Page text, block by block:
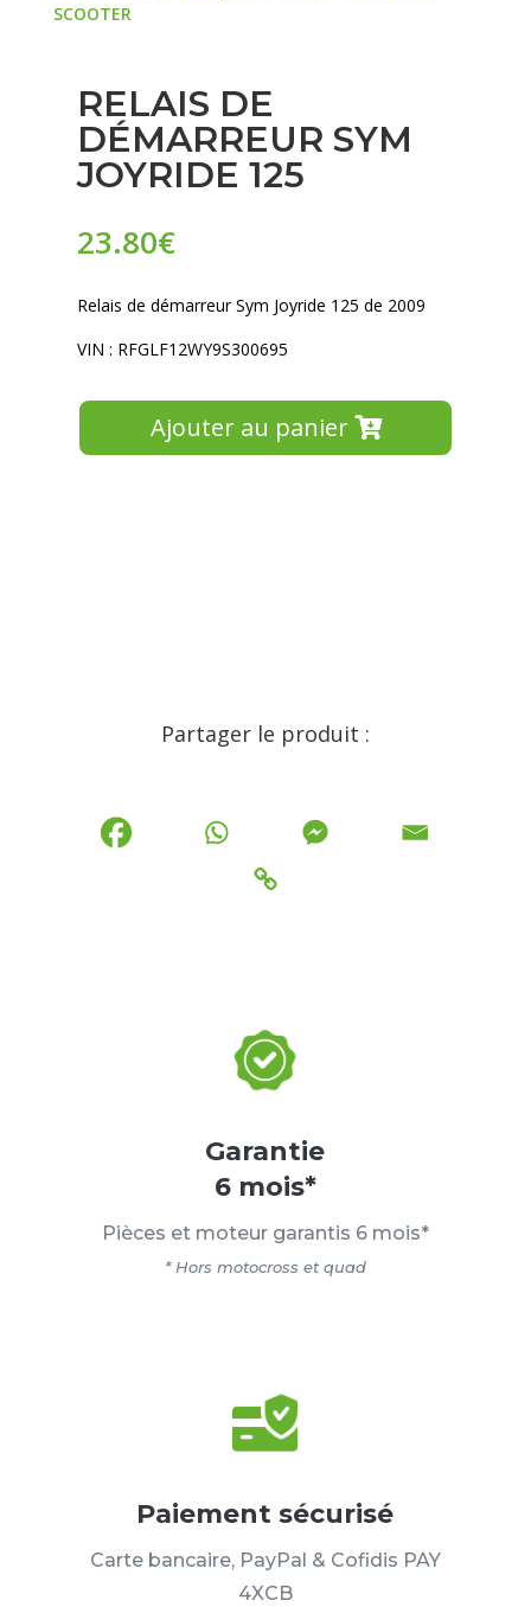
SCOOTER
RELAIS DE
DÉMARREUR SYM
JOYRIDE 125
23.80€
Relais de démarreur Sym Joyride 125 de 2009
VIN : RFGLF12WY9S300695
Ajouter au panier
Partager le produit :
Garantie
6 mois*
Pièces et moteur garantis 6 mois*
* Hors motocross et quad
Paiement sécurisé
Carte bancaire, PayPal & Cofidis PAY
4XCB